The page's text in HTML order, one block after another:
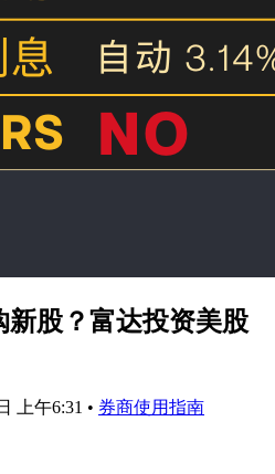
股？富达投资美股
上午6:31 • 券商使用指南